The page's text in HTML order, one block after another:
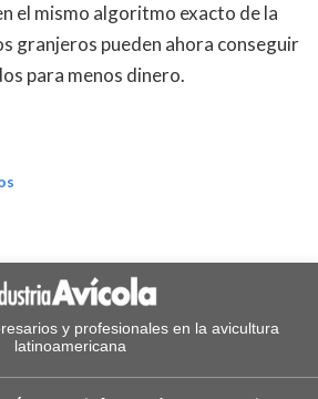
el mismo algoritmo exacto de la
granjeros pueden ahora conseguir
para menos dinero.
y profesionales en la avicultura
latinoamericana